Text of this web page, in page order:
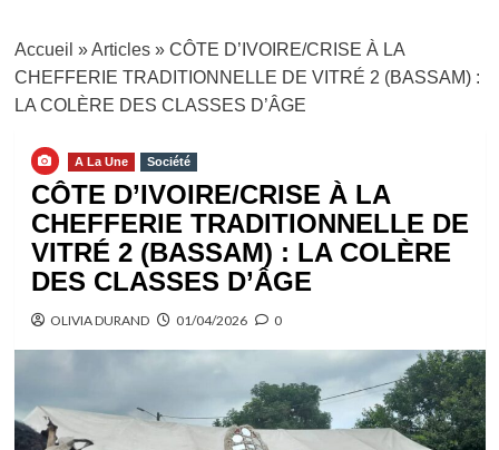
Accueil »Articles» CÔTE D’IVOIRE/CRISE À LA
CHEFFERIE TRADITIONNELLE DE VITRÉ 2 (BASSAM) :
LA COLÈRE DES CLASSES D’ÂGE
A La Une Société
CÔTE D’IVOIRE/CRISE À LA
CHEFFERIE TRADITIONNELLE DE
VITRÉ 2 (BASSAM) : LA COLÈRE
DES CLASSES D’ÂGE
OLIVIA DURAND 01/04/2026 0